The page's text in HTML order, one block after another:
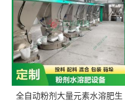
全自动粉剂大量元素水溶肥生